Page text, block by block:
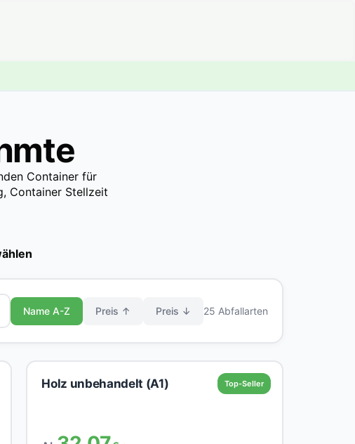
Container für
Container Stellzeit
Name A-Z Preis ↑ Preis ↓ 25 Abfallarten
Top-Seller
Holz unbehandelt (A1)